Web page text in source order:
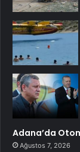
Adana’da
Ağustos 7, 2026